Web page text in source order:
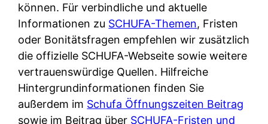
können. Für verbindliche und aktuelle
Informationen zu SCHUFA-Themen, Fristen
oder Bonitätsfragen empfehlen wir zusätzlich
die offizielle SCHUFA-Webseite sowie weitere
vertrauenswürdige Quellen. Hilfreiche
Hintergrundinformationen finden Sie
außerdem im Schufa Öffnungszeiten Beitrag
sowie im Beitrag über SCHUFA-Fristen und